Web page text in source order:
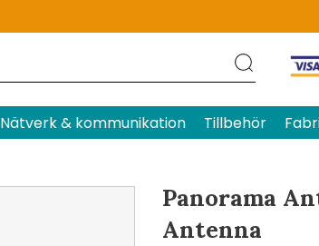
Nätverk & kommunikation Tillbehör
Panorama
Antenna